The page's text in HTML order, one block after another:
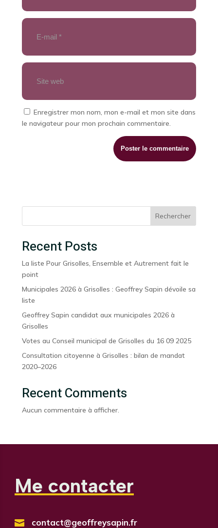
Enregistrer mon nom, mon e-mail et mon site dans
le navigateur pour mon prochain commentaire.
Rechercher
Recent Posts
La liste Pour Grisolles, Ensemble et Autrement fait le
point
Municipales 2026 à Grisolles : Geoffrey Sapin dévoile sa
liste
Geoffrey Sapin candidat aux municipales 2026 à
Grisolles
Votes au Conseil municipal de Grisolles du 16 09 2025
Consultation citoyenne à Grisolles : bilan de mandat
2020–2026
Recent Comments
Aucun commentaire à afficher.
Me contacter

contact@geoffreysapin.fr